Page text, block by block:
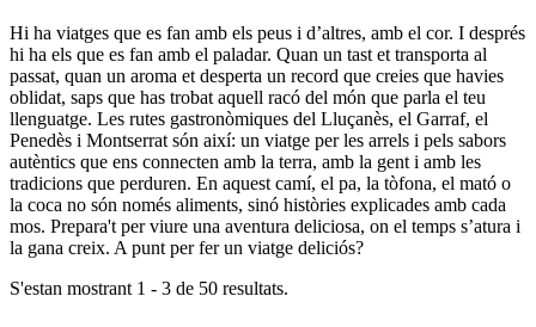
Hi ha viatges que es fan amb els peus i d’altres, amb el cor. I després
hi ha els que es fan amb el paladar. Quan un tast et transporta al
passat, quan un aroma et desperta un record que creies que havies
oblidat, saps que has trobat aquell racó del món que parla el teu
llenguatge. Les rutes gastronòmiques del Lluçanès, el Garraf, el
Penedès i Montserrat són així: un viatge per les arrels i pels sabors
autèntics que ens connecten amb la terra, amb la gent i amb les
tradicions que perduren. En aquest camí, el pa, la tòfona, el mató o
la coca no són només aliments, sinó històries explicades amb cada
mos. Prepara't per viure una aventura deliciosa, on el temps s’atura i
la gana creix. A punt per fer un viatge deliciós?
S'estan mostrant 1 - 3 de 50 resultats.